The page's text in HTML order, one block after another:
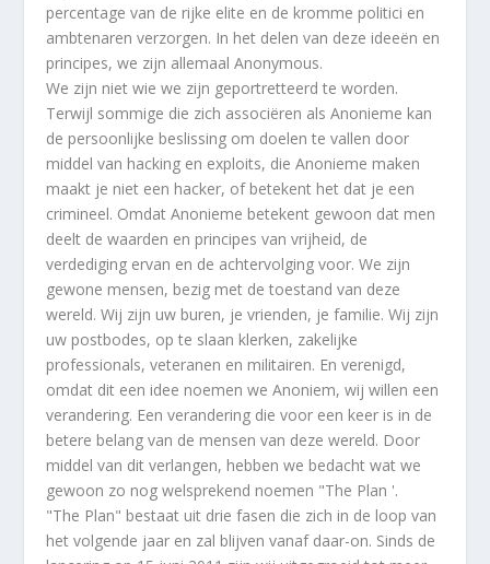
percentage van de rijke elite en de kromme politici en
ambtenaren verzorgen. In het delen van deze ideeën en
principes, we zijn allemaal Anonymous.
We zijn niet wie we zijn geportretteerd te worden.
Terwijl sommige die zich associëren als Anonieme kan
de persoonlijke beslissing om doelen te vallen door
middel van hacking en exploits, die Anonieme maken
maakt je niet een hacker, of betekent het dat je een
crimineel. Omdat Anonieme betekent gewoon dat men
deelt de waarden en principes van vrijheid, de
verdediging ervan en de achtervolging voor. We zijn
gewone mensen, bezig met de toestand van deze
wereld. Wij zijn uw buren, je vrienden, je familie. Wij zijn
uw postbodes, op te slaan klerken, zakelijke
professionals, veteranen en militairen. En verenigd,
omdat dit een idee noemen we Anoniem, wij willen een
verandering. Een verandering die voor een keer is in de
betere belang van de mensen van deze wereld. Door
middel van dit verlangen, hebben we bedacht wat we
gewoon zo nog welsprekend noemen "The Plan '.
"The Plan" bestaat uit drie fasen die zich in de loop van
het volgende jaar en zal blijven vanaf daar-on. Sinds de